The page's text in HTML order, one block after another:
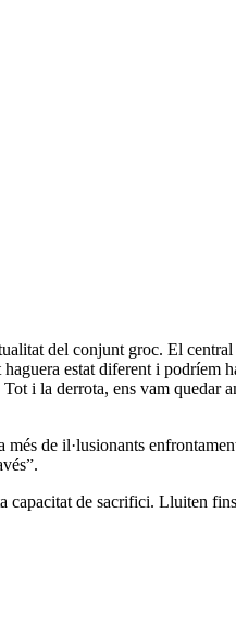
del conjunt groc. El
estat diferent i podríem
i la derrota, ens vam quedar
de il·lusionants
de sacrifici. Lluiten